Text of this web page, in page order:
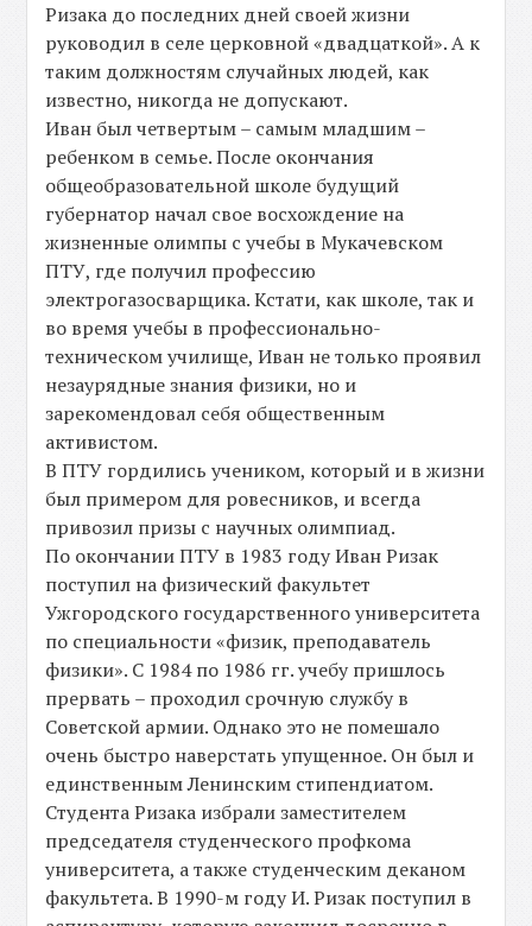
Ризака до последних дней своей жизни
руководил в селе церковной «двадцаткой». А к
таким должностям случайных людей, как
известно, никогда не допускают.
Иван был четвертым – самым младшим –
ребенком в семье. После окончания
общеобразовательной школе будущий
губернатор начал свое восхождение на
жизненные олимпы с учебы в Мукачевском
ПТУ, где получил профессию
электрогазосварщика. Кстати, как школе, так и
во время учебы в профессионально-
техническом училище, Иван не только проявил
незаурядные знания физики, но и
зарекомендовал себя общественным
активистом.
В ПТУ гордились учеником, который и в жизни
был примером для ровесников, и всегда
привозил призы с научных олимпиад.
По окончании ПТУ в 1983 году Иван Ризак
поступил на физический факультет
Ужгородского государственного университета
по специальности «физик, преподаватель
физики». С 1984 по 1986 гг. учебу пришлось
прервать – проходил срочную службу в
Советской армии. Однако это не помешало
очень быстро наверстать упущенное. Он был и
единственным Ленинским стипендиатом.
Студента Ризака избрали заместителем
председателя студенческого профкома
университета, а также студенческим деканом
факультета. В 1990-м году И. Ризак поступил в